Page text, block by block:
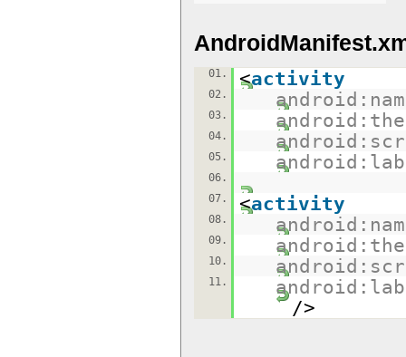
01. <activity
02.
03.
04.
05.
06.
07.
<activity
08.
09.
10.
11.
/>